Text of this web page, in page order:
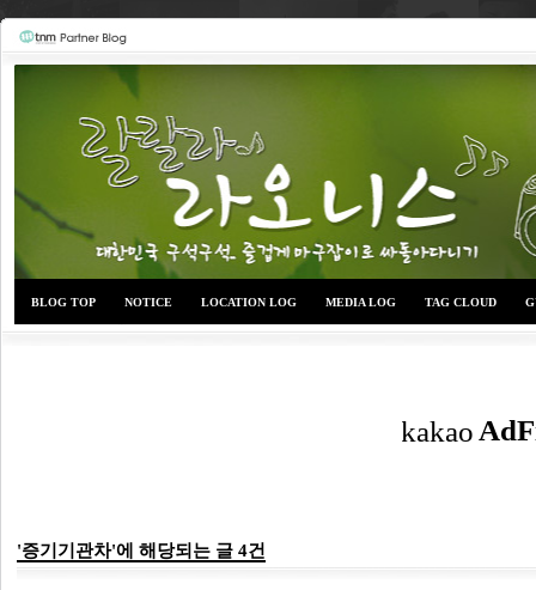
BLOG TOP NOTICE LOCATION LOG MEDIA LOG TAG CLOUD
'증기기관차'에 해당되는 글 4건